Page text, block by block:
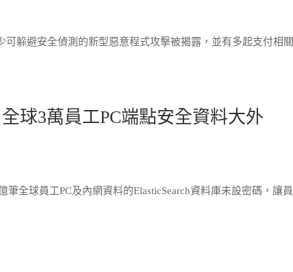
躲避安全偵測的新型惡意程式攻擊被揭露，並有多起支付相關
球3萬員工PC端點安全資料大外
全球員工PC及內網資料的ElasticSearch資料庫未設密碼，讓員